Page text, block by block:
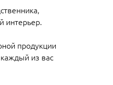
интерьер.
продукции
из вас